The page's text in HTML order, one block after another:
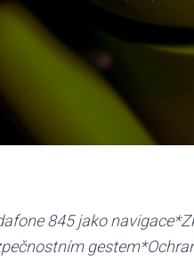
845 jako